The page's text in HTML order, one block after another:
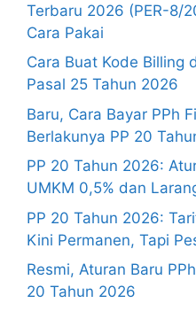
Terbaru 2026 (PER-8/
Cara Pakai
Cara Buat Kode Billing
Pasal 25 Tahun 2026
Baru, Cara Bayar PPh
Berlakunya PP 20
PP 20 Tahun 2026:
UMKM 0,5% dan
PP 20 Tahun 2026:
Kini Permanen, Tapi
Resmi, Aturan Baru
20 Tahun 2026